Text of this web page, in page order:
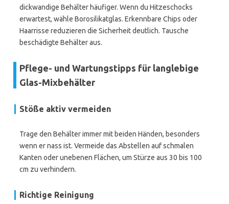
dickwandige Behälter häufiger. Wenn du Hitzeschocks
erwartest, wähle Borosilikatglas. Erkennbare Chips oder
Haarrisse reduzieren die Sicherheit deutlich. Tausche
beschädigte Behälter aus.
Pflege- und Wartungstipps für langlebige
Glas-Mixbehälter
Stöße aktiv vermeiden
Trage den Behälter immer mit beiden Händen, besonders
wenn er nass ist. Vermeide das Abstellen auf schmalen
Kanten oder unebenen Flächen, um Stürze aus 30 bis 100
cm zu verhindern.
Richtige Reinigung